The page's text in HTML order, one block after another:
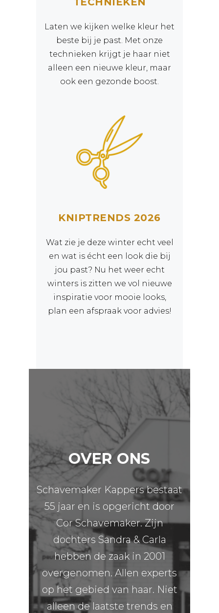
Laten we kijken welke kleur het
beste bij je past. Met onze
technieken krijgt je haar niet
alleen een nieuwe kleur, maar
ook een gezonde boost.
KNIPTRENDS 2026
Wat zie je deze winter echt veel
en wat is écht een look die bij
jou past? Nu het weer echt
winters is zitten we vol nieuwe
inspiratie voor mooie looks,
plan een afspraak voor advies!
OVER ONS
Schavemaker Kappers bestaat
55 jaar en is opgericht door
Cor Schavemaker. Zijn
dochters Sandra & Carla
hebben de zaak in 2001
overgenomen. Allen experts
op het gebied van haar. Niet
alleen de laatste trends en